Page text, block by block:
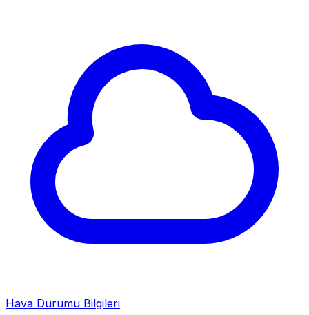
Hava Durumu Bilgileri